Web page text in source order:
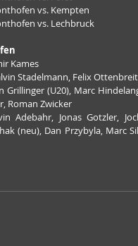
Sonthofen vs. Kempten
Sonthofen vs. Lechbruck
Kames
Stadelmann, Felix Ottenbreit
Grillinger (U20), Marc
Roman Zwicker
Adebahr, Jonas Gotzler,
(neu), Dan Przybyla, Marc